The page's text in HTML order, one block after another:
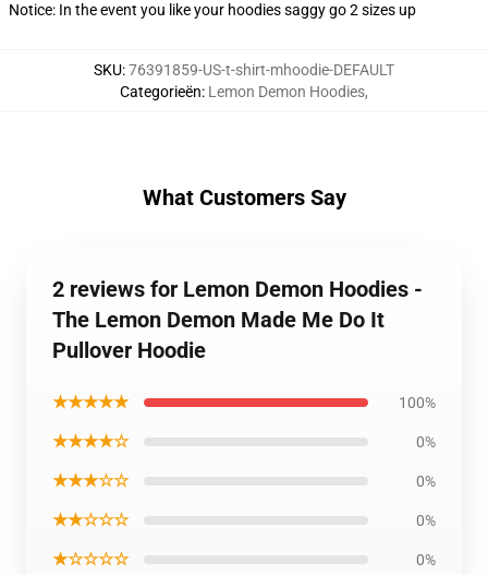
Notice: In the event you like your hoodies saggy go 2 sizes up
SKU:76391859-US-t-shirt-mhoodie-DEFAULT
Categorieën: Lemon Demon Hoodies,
What Customers Say
2 reviews for Lemon Demon Hoodies -
The Lemon Demon Made Me Do It
Pullover Hoodie
★★★★★ 100%
★★★★☆ 0%
★★★☆☆ 0%
★★☆☆☆ 0%
★☆☆☆☆ 0%